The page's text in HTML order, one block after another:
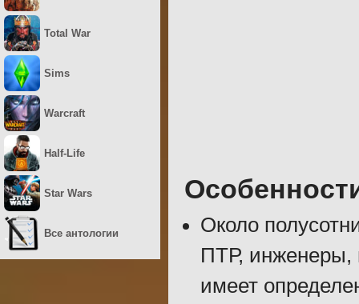
Около
ПТР, инженеры,
имеет
Total War
Sims
Warcraft
Half-Life
Star Wars
Все антологии